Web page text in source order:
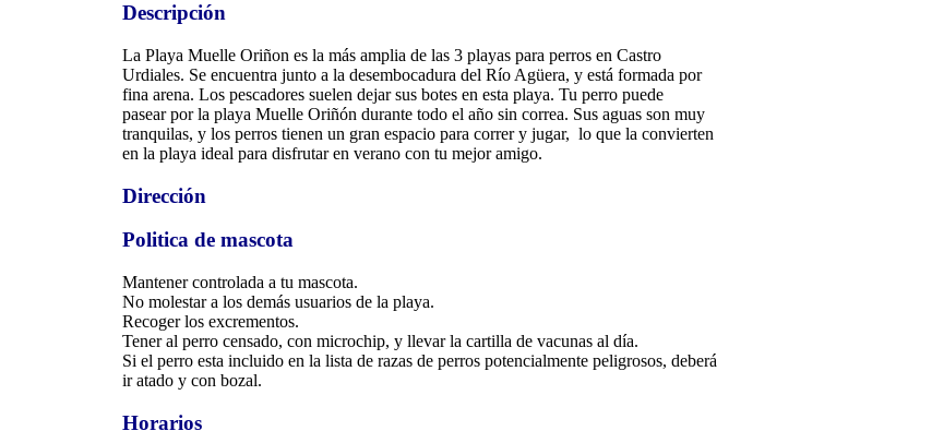
Descripción
La Playa Muelle Oriñon es la más amplia de las 3 playas para perros en Castro
Urdiales. Se encuentra junto a la desembocadura del Río Agüera, y está formada por
fina arena. Los pescadores suelen dejar sus botes en esta playa. Tu perro puede
pasear por la playa Muelle Oriñón durante todo el año sin correa. Sus aguas son muy
tranquilas, y los perros tienen un gran espacio para correr y jugar, lo que la convierten
en la playa ideal para disfrutar en verano con tu mejor amigo.
Dirección
Politica de mascota
Mantener controlada a tu mascota.
No molestar a los demás usuarios de la playa.
Recoger los excrementos.
Tener al perro censado, con microchip, y llevar la cartilla de vacunas al día.
Si el perro esta incluido en la lista de razas de perros potencialmente peligrosos, deberá
ir atado y con bozal.
Horarios